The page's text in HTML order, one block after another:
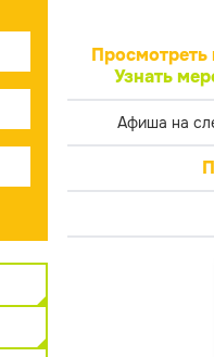
Просмотреть
Узнать
Афиша на